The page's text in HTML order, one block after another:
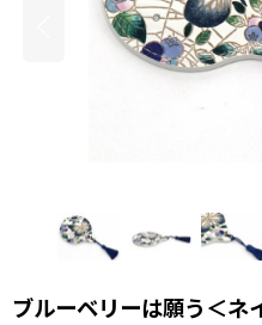
ブルーベリーは願う＜ネ